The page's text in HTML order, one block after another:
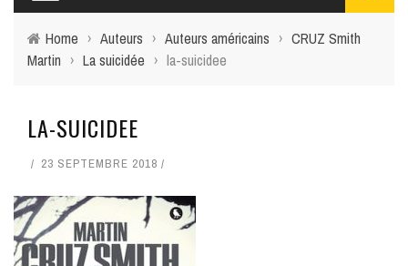
Home › Auteurs › Auteurs américains › CRUZ Smith
Martin › La suicidée › la-suicidee
LA-SUICIDEE
23 SEPTEMBRE 2018